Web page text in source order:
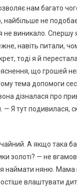
нам багато
не
не виникало.
навіть питали,
тоді я й
що грошей
тема допомоги
дізналася про
— Я тут подивилася,
А якщо така
золоті? — не
наймати няню.
влаштувати